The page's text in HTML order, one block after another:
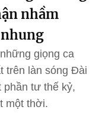
nhầm
giọng ca
trên làn sóng Đài
phần tư thế kỷ,
một thời.